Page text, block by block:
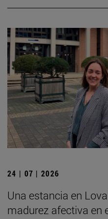
24 | 07 | 2026
Una estancia en
madurez afectiva en